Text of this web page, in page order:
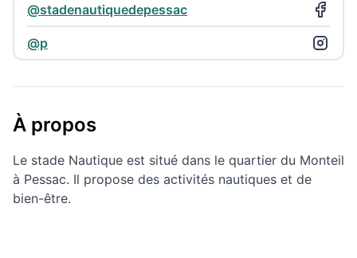
@stadenautiquedepessac
@p
À propos
Le stade Nautique est situé dans le quartier du Monteil
à Pessac. Il propose des activités nautiques et de
bien-être.